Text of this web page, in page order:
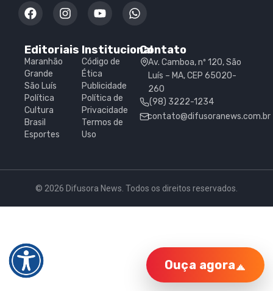
Editoriais
Maranhão
Grande
São Luís
Política
Cultura
Brasil
Esportes
Institucional
Código de
Ética
Publicidade
Política de
Privacidade
Termos de
Uso
Contato
Av. Camboa, nº 120, São
Luís – MA, CEP 65020-
260
(98) 3222-1234
contato@difusoranews.com.br
© 2026 Difusora News. Todos os direitos reservados.
Ouça agora